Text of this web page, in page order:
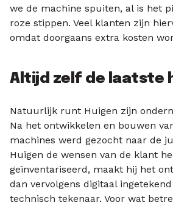
we de machine spuiten, al is het
roze stippen. Veel klanten zijn
omdat doorgaans extra kosten
Altijd zelf de laatste
Natuurlijk runt Huigen zijn
Na het ontwikkelen en bouwen
machines werd gezocht naar de
Huigen de wensen van de klant
geïnventariseerd, maakt hij het
dan vervolgens digitaal
technisch tekenaar. Voor wat